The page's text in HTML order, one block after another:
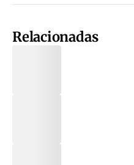
Relacionadas